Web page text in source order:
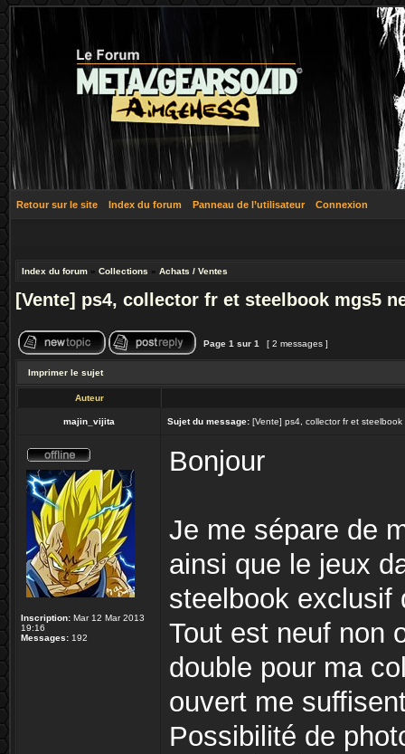
Retour sur le site Index du forum Panneau de l’utilisateur Connexion
Index du forum » Collections » Achats / Ventes
[Vente] ps4, collector fr et steelbook mgs5
Page 1 sur 1 [ 2 messages ]
Imprimer le sujet
Auteur
majin_vijita Sujet du message: [Vente] ps4, collector fr et steelbook
Inscription: Mar 12 Mar 2013
19:16
Messages: 192
Bonjour
Je me sépare de
ainsi que le jeux
steelbook exclusif
Tout est neuf non
double pour ma
ouvert me
Possibilité de